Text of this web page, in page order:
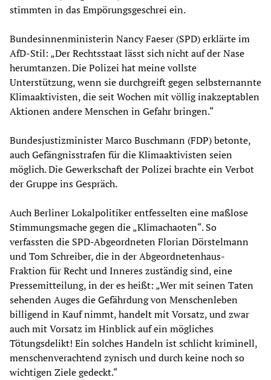
stimmten in das Empörungsgeschrei ein.
Bundesinnenministerin Nancy Faeser (SPD) erklärte im
AfD-Stil: „Der Rechtsstaat lässt sich nicht auf der Nase
herumtanzen. Die Polizei hat meine vollste
Unterstützung, wenn sie durchgreift gegen selbsternannte
Klimaaktivisten, die seit Wochen mit völlig inakzeptablen
Aktionen andere Menschen in Gefahr bringen.“
Bundesjustizminister Marco Buschmann (FDP) betonte,
auch Gefängnisstrafen für die Klimaaktivisten seien
möglich. Die Gewerkschaft der Polizei brachte ein Verbot
der Gruppe ins Gespräch.
Auch Berliner Lokalpolitiker entfesselten eine maßlose
Stimmungsmache gegen die „Klimachaoten“. So
verfassten die SPD-Abgeordneten Florian Dörstelmann
und Tom Schreiber, die in der Abgeordnetenhaus-
Fraktion für Recht und Inneres zuständig sind, eine
Pressemitteilung, in der es heißt: „Wer mit seinen Taten
sehenden Auges die Gefährdung von Menschenleben
billigend in Kauf nimmt, handelt mit Vorsatz, und zwar
auch mit Vorsatz im Hinblick auf ein mögliches
Tötungsdelikt! Ein solches Handeln ist schlicht kriminell,
menschenverachtend zynisch und durch keine noch so
wichtigen Ziele gedeckt.“